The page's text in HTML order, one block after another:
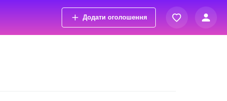
Додати оголошення
Вхід